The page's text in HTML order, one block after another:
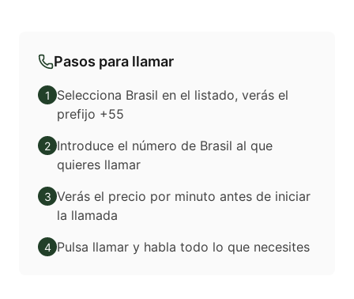
Pasos para llamar
1
Selecciona Brasil en el listado, verás el
prefijo +55
2 Introduce el número de Brasil al que
quieres llamar
3 Verás el precio por minuto antes de iniciar
la llamada
4 Pulsa llamar y habla todo lo que necesites